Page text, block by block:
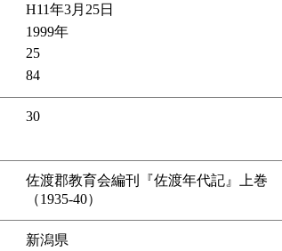
H11年3月25日
1999年
25
84
30
佐渡郡教育会編刊『佐渡年代記』上巻
（1935-40）
新潟県